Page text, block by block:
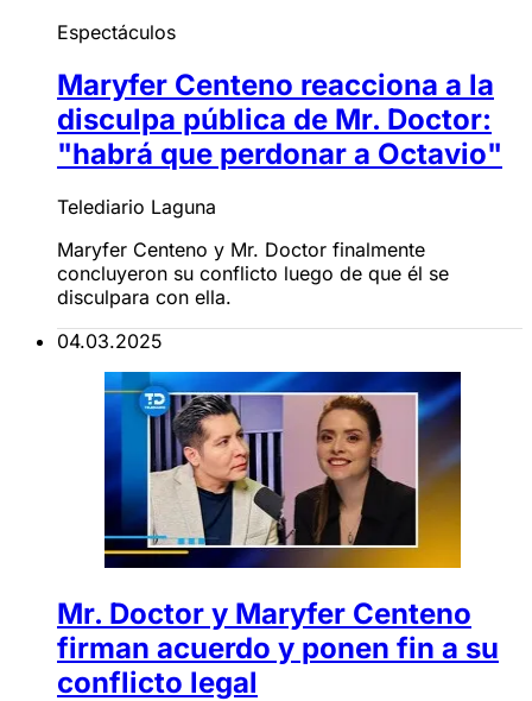
Espectáculos
Maryfer Centeno reacciona a la
disculpa pública de Mr. Doctor:
"habrá que perdonar a Octavio"
Telediario Laguna
Maryfer Centeno y Mr. Doctor finalmente
concluyeron su conflicto luego de que él se
disculpara con ella.
04.03.2025
Mr. Doctor y Maryfer Centeno
firman acuerdo y ponen fin a su
conflicto legal